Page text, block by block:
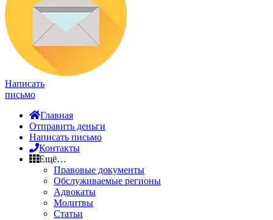
Написать
письмо
Главная
Отправить деньги
Написать письмо
Контакты
Ещё…
Правовые документы
Обслуживаемые регионы
Адвокаты
Молитвы
Статьи